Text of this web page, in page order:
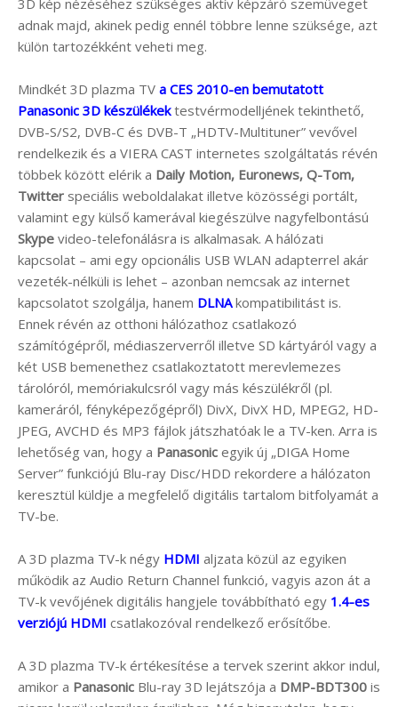
adnak majd, akinek pedig ennél többre lenne szüksége, azt
külön tartozékként veheti meg.
Mindkét 3D plazma TV a CES 2010-en bemutatott
Panasonic 3D készülékektestvérmodelljének tekinthető,
DVB-S/S2, DVB-C és DVB-T „HDTV-Multituner” vevővel
rendelkezik és a VIERA CAST internetes szolgáltatás révén
többek között elérik a Daily Motion, Euronews, Q-Tom,
Twitter speciális weboldalakat illetve közösségi portált,
valamint egy külső kamerával kiegészülve nagyfelbontású
Skype video-telefonálásra is alkalmasak. A hálózati
kapcsolat – ami egy opcionális USB WLAN adapterrel akár
vezeték-nélküli is lehet – azonban nemcsak az internet
kapcsolatot szolgálja, hanem DLNAkompatibilitást is.
Ennek révén az otthoni hálózathoz csatlakozó
számítógépről, médiaszerverről illetve SD kártyáról vagy a
két USB bemenethez csatlakoztatott merevlemezes
tárolóról, memóriakulcsról vagy más készülékről (pl.
kameráról, fényképezőgépről) DivX, DivX HD, MPEG2, HD-
JPEG, AVCHD és MP3 fájlok játszhatóak le a TV-ken. Arra is
lehetőség van, hogy a Panasonic egyik új „DIGA Home
Server” funkciójú Blu-ray Disc/HDD rekordere a hálózaton
keresztül küldje a megfelelő digitális tartalom bitfolyamát a
TV-be.
A 3D plazma TV-k négy HDMI aljzata közül az egyiken
működik az Audio Return Channel funkció, vagyis azon át a
TV-k vevőjének digitális hangjele továbbítható egy 1.4-es
verziójú HDMI csatlakozóval rendelkező erősítőbe.
A 3D plazma TV-k értékesítése a tervek szerint akkor indul,
amikor a Panasonic Blu-ray 3D lejátszója a DMP-BDT300 is